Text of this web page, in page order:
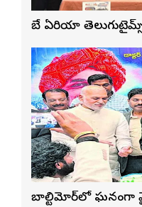
బే ఏరియా
బాల్టిమోర్‌లో ఘనంగా